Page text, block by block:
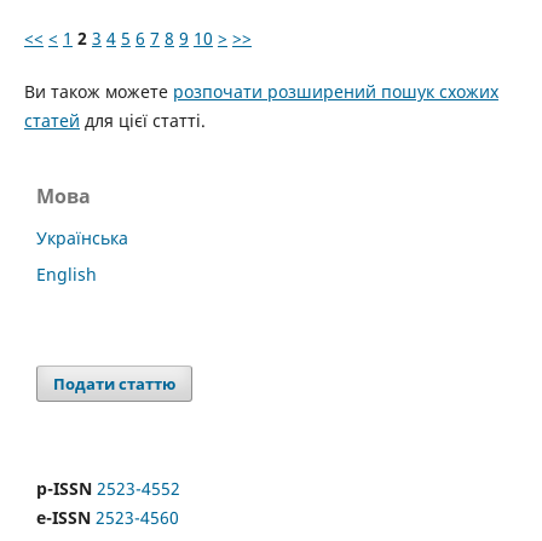
<< < 1 2 3 4 5 6 7 8 9 10 > >>
Ви також можете розпочати розширений пошук схожих
статей для цієї статті.
Мова
Українська
English
Подати статтю
p-ISSN 2523-4552
e-ISSN 2523-4560